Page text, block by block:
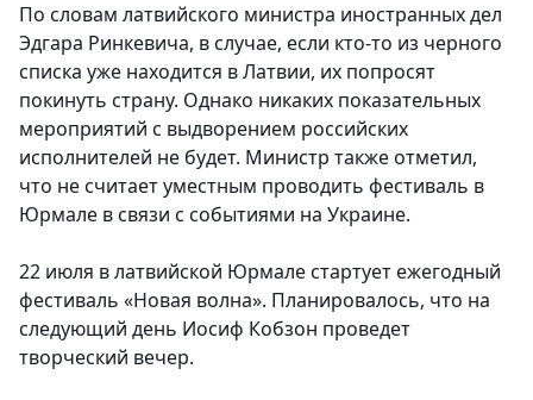
По словам латвийского министра иностранных дел
Эдгара Ринкевича, в случае, если кто-то из черного
списка уже находится в Латвии, их попросят
покинуть страну. Однако никаких показательных
мероприятий с выдворением российских
исполнителей не будет. Министр также отметил,
что не считает уместным проводить фестиваль в
Юрмале в связи с событиями на Украине.
22 июля в латвийской Юрмале стартует ежегодный
фестиваль «Новая волна». Планировалось, что на
следующий день Иосиф Кобзон проведет
творческий вечер.